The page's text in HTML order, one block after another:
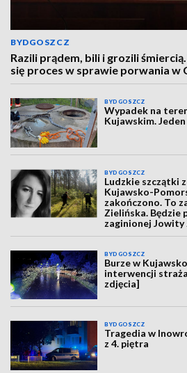
BYDGOSZCZ
Razili prądem, bili i grozili
się proces w sprawie porwania w
BYDGOSZCZ
Wypadek na
Kujawskim. Jeden
BYDGOSZCZ
Ludzkie szczątki
Kujawsko-
zakończono. To
Zielińska. Będzie
zaginionej Jowity
wideo,
BYDGOSZCZ
Burze w
interwencji
zdjęcia]
BYDGOSZCZ
Tragedia w
z 4. piętra